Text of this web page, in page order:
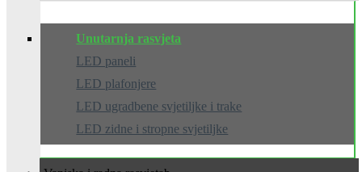
Unutarnja rasvjeta
LED paneli
LED plafonjere
LED ugradbene svjetiljke i trake
LED zidne i stropne svjetiljke